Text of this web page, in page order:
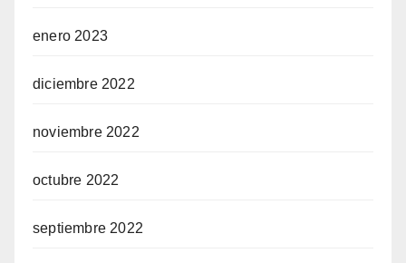
enero 2023
diciembre 2022
noviembre 2022
octubre 2022
septiembre 2022